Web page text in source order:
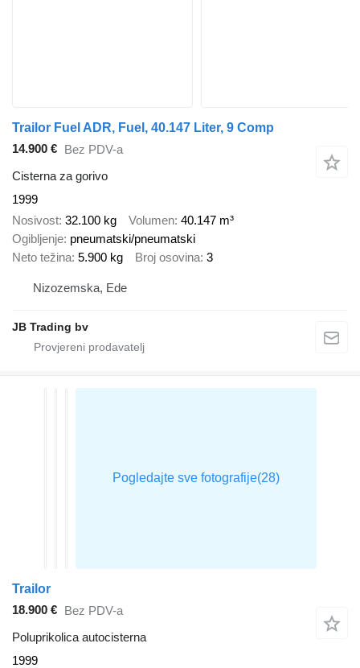
Trailor Fuel ADR, Fuel, 40.147 Liter, 9 Comp
14.900 € Bez PDV-a
Cisterna za gorivo
1999
Nosivost 32.100 kg Volumen 40.147 m³
Ogibljenje pneumatski/pneumatski
Neto težina 5.900 kg Broj osovina 3
Nizozemska, Ede
JB Trading bv
Trailor
18.900 € Bez PDV-a
Poluprikolica autocisterna
1999